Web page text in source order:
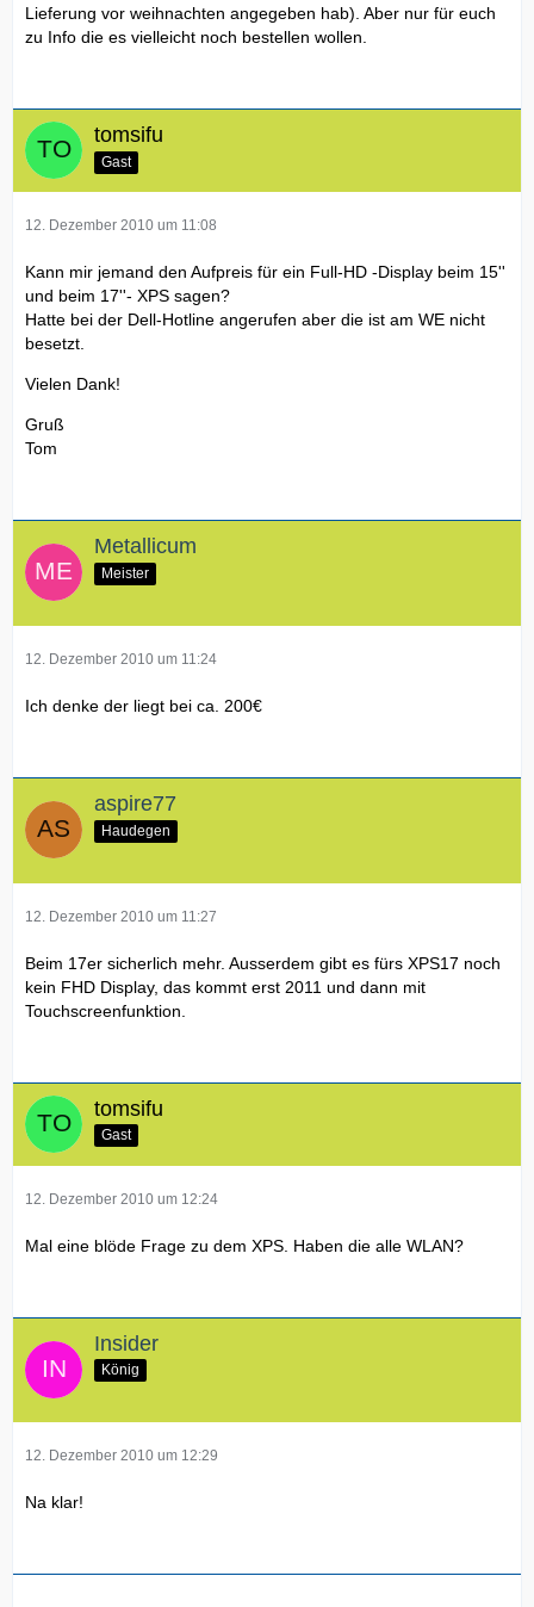
Lieferung vor weihnachten angegeben hab). Aber nur für euch
zu Info die es vielleicht noch bestellen wollen.
tomsifu
Gast
12. Dezember 2010 um 11:08
Kann mir jemand den Aufpreis für ein Full-HD -Display beim 15''
und beim 17''- XPS sagen?
Hatte bei der Dell-Hotline angerufen aber die ist am WE nicht
besetzt.
Vielen Dank!
Gruß
Tom
Metallicum
Meister
12. Dezember 2010 um 11:24
Ich denke der liegt bei ca. 200€
aspire77
Haudegen
12. Dezember 2010 um 11:27
Beim 17er sicherlich mehr. Ausserdem gibt es fürs XPS17 noch
kein FHD Display, das kommt erst 2011 und dann mit
Touchscreenfunktion.
tomsifu
Gast
12. Dezember 2010 um 12:24
Mal eine blöde Frage zu dem XPS. Haben die alle WLAN?
Insider
König
12. Dezember 2010 um 12:29
Na klar!